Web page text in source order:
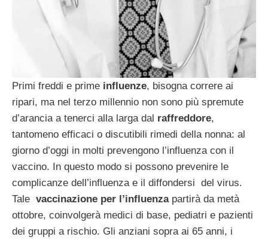
Primi freddi e prime influenze, bisogna correre ai
ripari, ma nel terzo millennio non sono più spremute
d’arancia a tenerci alla larga dal raffreddore,
tantomeno efficaci o discutibili rimedi della nonna: al
giorno d’oggi in molti prevengono l’influenza con il
vaccino. In questo modo si possono prevenire le
complicanze dell’influenza e il diffondersi del virus.
Tale vaccinazione per l’influenzapartirà da metà
ottobre, coinvolgerà medici di base, pediatri e pazienti
dei gruppi a rischio. Gli anziani sopra ai 65 anni, i